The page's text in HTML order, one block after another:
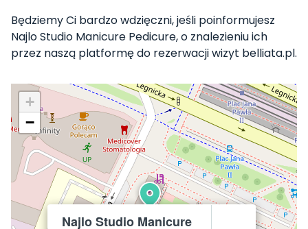
Będziemy Ci bardzo wdzięczni, jeśli poinformujesz
Najlo Studio Manicure Pedicure, o znalezieniu ich
przez naszą platformę do rezerwacji wizyt belliata.pl.
Najlo Studio Manicure
+
−